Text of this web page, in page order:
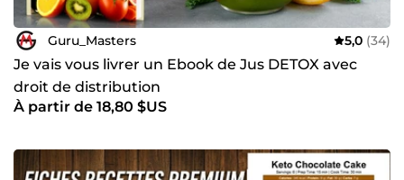
Guru_Masters 5,0 (34)
Je vais vous livrer un Ebook de Jus DETOX avec
droit de distribution
À partir de 18,80 $US